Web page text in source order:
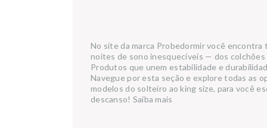
No site da marca Probedormir você encontra
noites de sono inesquecíveis — dos colchões
Produtos que unem estabilidade e
Navegue por esta seção e explore todas as
modelos do solteiro ao king size, para você
descanso! Saiba mais